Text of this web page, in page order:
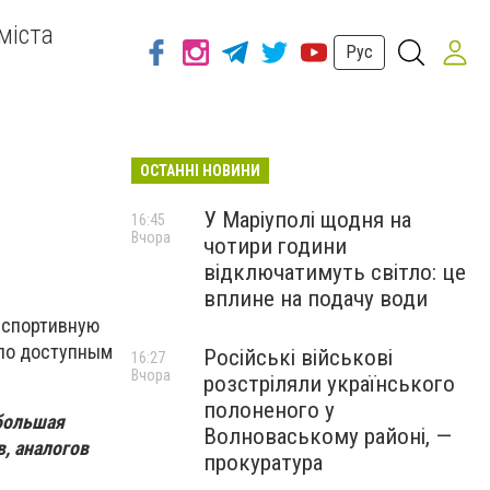
Рус
доступным
аналогов
ОСТАННІ НОВИНИ
У Маріуполі щодня на
чотири години
відключатимуть світло: це
вплине на подачу води
16:45
Вчора
Російські військові
розстріляли українського
полоненого у
Волноваському районі, —
прокуратура
16:27
Вчора